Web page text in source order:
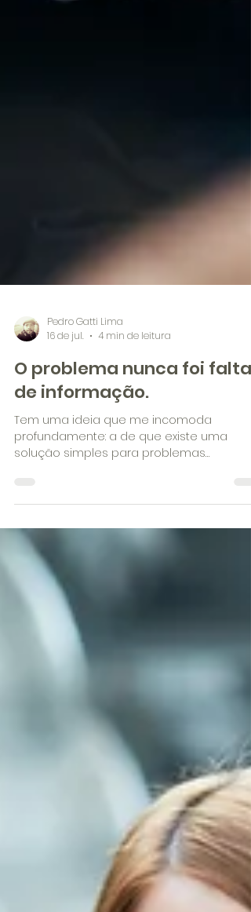
Pedro Gatti Lima
16 de jul.
4 min de leitura
O problema nunca foi falta
de informação.
solução simples para problemas
complexos. Você abre o Instagram e
aparece um anúncio dizendo que bastam
15 minutos por dia para transformar a sua
vida. Depois vem um quiz que promete
revelar o segredo da sua personalidade.
Em seguida, um aplicativo garante que vai
colocar sua rotina nos trilhos. Logo depois,
uma inteligência artificial responde todas
as suas dúvidas. E, para fechar o pacote,